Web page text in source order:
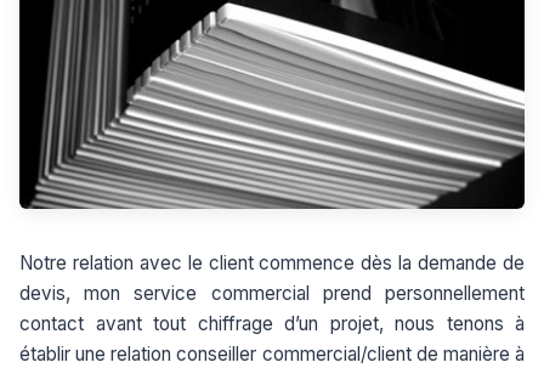
Notre relation avec le client commence dès la demande de
devis, mon service commercial prend personnellement
contact avant tout chiffrage d’un projet, nous tenons à
établir une relation conseiller commercial/client de manière à